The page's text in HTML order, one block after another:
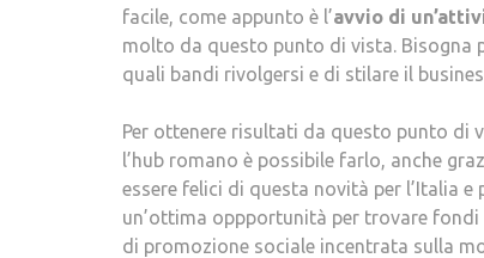
facile, come appunto è l’avvio di
molto da questo punto di vista. Bisogna
quali bandi rivolgersi e di stilare il
Per ottenere risultati da questo punto di
l’hub romano è possibile farlo, anche
essere felici di questa novità per l’Italia e
un’ottima oppportunità per trovare
di promozione sociale incentrata sulla